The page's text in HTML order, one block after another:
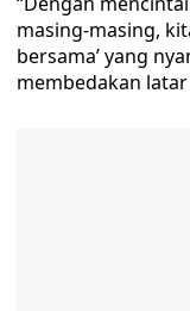
masing-masing,
bersama’ yang
membedakan